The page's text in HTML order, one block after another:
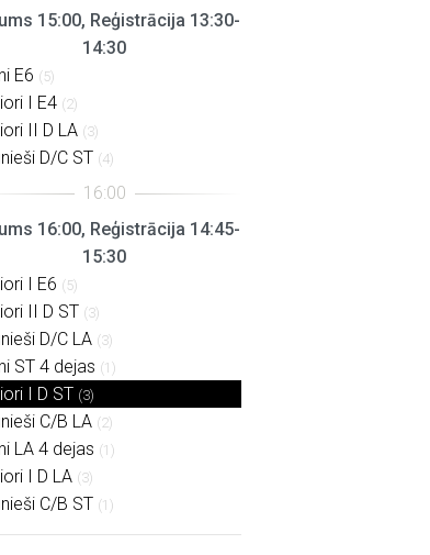
15:00, Reģistrācija 13:30-
14:30
E6 (5)
I E4 (2)
II D LA (3)
D/C ST (4)
16:00, Reģistrācija 14:45-
15:30
I E6 (5)
II D ST (3)
D/C LA (3)
ST 4 dejas (1)
I D ST (3)
C/B LA (2)
LA 4 dejas (1)
I D LA (3)
C/B ST (1)